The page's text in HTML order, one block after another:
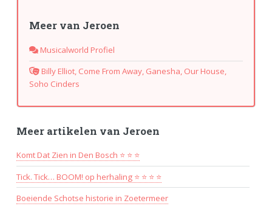
frequent. Sinds hij redacteur is van Musicalworld bezoekt
hij meer dan 100 voorstellingen per jaar. Jeroen is de
Musicalworld-specialist op het gebied van
tevens de correspondent voor Vlaanderen. Ook in
Duitsland en Engeland (Londen) is hij regelmatig te
die voor neutrale toeschouwers de moeite waard zijn. Tot
musicals met kinderen in de hoofdrol. "Billy Elliot" is zijn
down the Wind", "Matilda" en "The Secret Garden"
worden genoemd. Daarnaast zijn Chicago, Come from
Away, Spamalot en Soho Cinders voorstelling met een
ongelofelijke aantrekkingskracht. Hoogtepunten in het
Meer van Jeroen
Musicalworld Profiel
Billy Elliot, Come From Away, Ganesha, Our House,
Soho Cinders
Meer artikelen van Jeroen
Komt Dat Zien in Den Bosch ⭐ ⭐ ⭐
Tick. Tick… BOOM! op herhaling ⭐ ⭐ ⭐ ⭐
Boeiende Schotse historie in Zoetermeer